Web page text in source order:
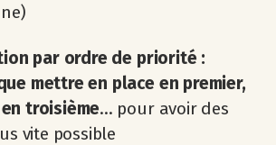
par ordre de priorité :
mettre en place en premier,
troisième... pour avoir des
vite possible